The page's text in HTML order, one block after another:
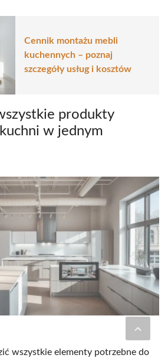
Cennik montażu mebli
kuchennych – poznaj
szczegóły usług i kosztów
produkty
w jednym
wszystkie elementy potrzebne do